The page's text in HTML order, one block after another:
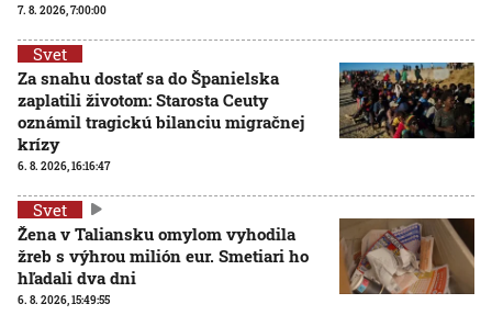
7. 8. 2026, 7:00:00
Svet
Za snahu dostať sa do Španielska
zaplatili životom: Starosta Ceuty
oznámil tragickú bilanciu migračnej
krízy
6. 8. 2026, 16:16:47
Svet
Žena v Taliansku omylom vyhodila
žreb s výhrou milión eur. Smetiari ho
hľadali dva dni
6. 8. 2026, 15:49:55